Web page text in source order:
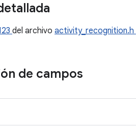
del archivo activity_recognition.h
de campos